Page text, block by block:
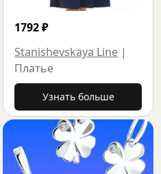
1792₽
Stanishevskaya Line |
Платье
Узнать больше